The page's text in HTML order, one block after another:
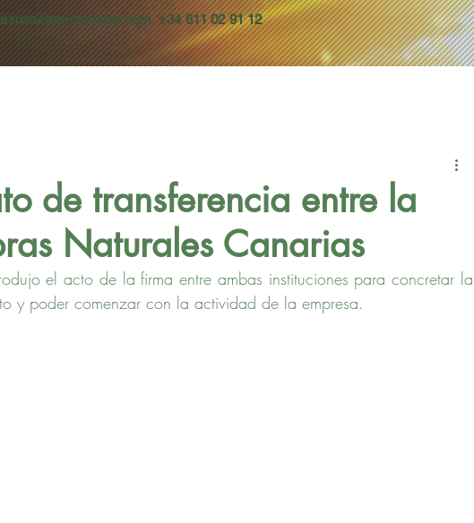
+34 611 02 91 12
de transferencia entre la
Naturales Canarias
el acto de la firma entre ambas instituciones para concretar la
y poder comenzar con la actividad de la empresa.